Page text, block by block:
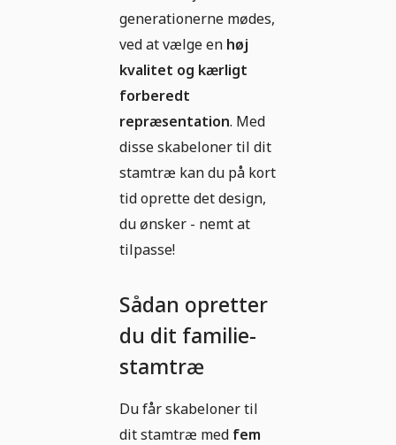
generationerne mødes,
ved at vælge en høj
kvalitet og kærligt
forberedt
repræsentation. Med
disse skabeloner til dit
stamtræ kan du på kort
tid oprette det design,
du ønsker - nemt at
tilpasse!
Sådan opretter
du dit familie-
stamtræ
Du får skabeloner til
dit stamtræ med fem